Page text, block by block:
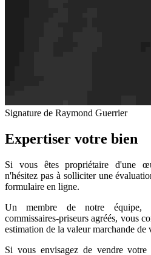
Signature de Raymond Guerrier
Expertiser votre bien
Si vous êtes propriétaire d'une
n'hésitez pas à solliciter une
formulaire en ligne.
Un membre de notre équipe,
commissaires-priseurs agréés, vous
estimation de la valeur marchande
Si vous envisagez de vendre